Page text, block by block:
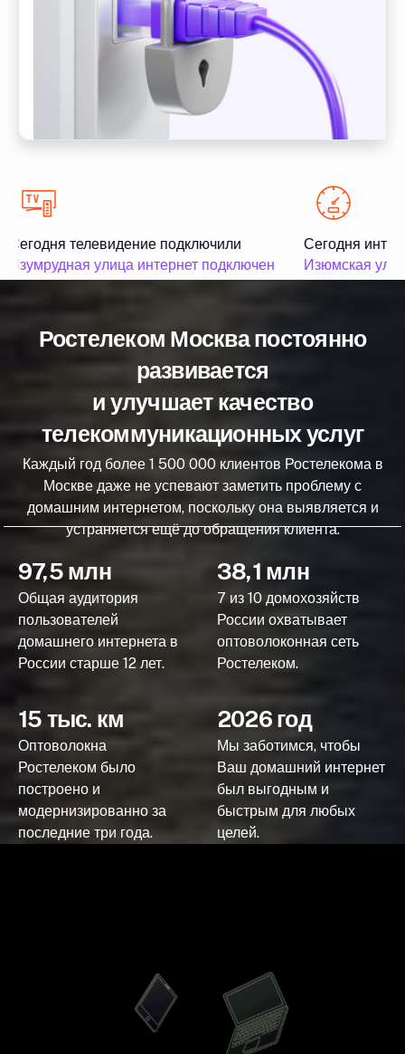
Сегодня телевидение подключили
Изумрудная улица интернет подключен
Сегодня
Изюмская
Ростелеком Москва постоянно
развивается
и улучшает качество
телекоммуникационных услуг
Каждый год более 1 500 000 клиентов Ростелекома в
Москве даже не успевают заметить проблему с
домашним интернетом, поскольку она выявляется и
устраняется ещё до обращения клиента.
97,5 млн
Общая аудитория
пользователей
домашнего интернета в
России старше 12 лет.
38,1 млн
7 из 10 домохозяйств
России охватывает
оптоволоконная сеть
Ростелеком.
15 тыс. км
Оптоволокна
Ростелеком было
построено и
модернизированно за
последние три года.
2026 год
Мы заботимся, чтобы
Ваш домашний интернет
был выгодным и
быстрым для любых
целей.